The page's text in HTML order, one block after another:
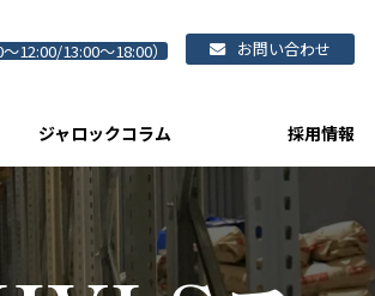
12:00/13:00～18:00） お問い合わせ
ジャロックコラム 採用情報